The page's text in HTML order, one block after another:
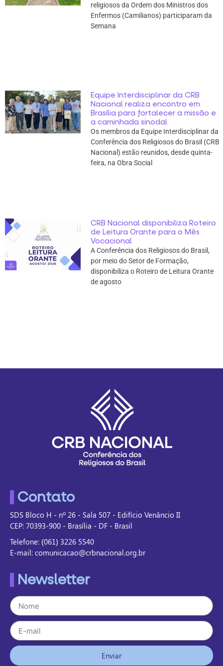
religiosos da Ordem dos Ministros dos
Enfermos (Camilianos) participaram da
Semana
Equipe Interdisciplinar da CRB
Nacional realiza encontro em
Brasília para fortalecer a missão e
a caminhada sinodal
Os membros da Equipe Interdisciplinar da
Conferência dos Religiosos do Brasil (CRB
Nacional) estão reunidos, desde quinta-
feira, na Obra Social
CRB Nacional disponibiliza Roteiro
de Leitura Orante para o Mês
Vocacional
A Conferência dos Religiosos do Brasil,
por meio do Setor de Formação,
disponibiliza o Roteiro de Leitura Orante
de agosto
Contato
SDS Bloco H - nº 26 - Sala 507 - Edifício Venâncio II
CEP: 70393-900 - Brasília - DF - Brasil
Telefone: (061) 3226 5540
E-mail: comunicacao@crbnacional.org.br
Newsletter
Enviar